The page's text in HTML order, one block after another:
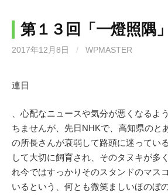
第１３回「一燈照隅」
2017年12月8日 / WPMASTER
連日
、心配なニュースや気分が悪くなるよ
ちませんが、先日NHKで、高知県のと
の所長さんが衰弱して路頭に迷ってい
して大切に飼育され、そのタヌキが多
れ今ではすっかりそのスタンドのマス
いるという、何とも微笑ましいほのぼ